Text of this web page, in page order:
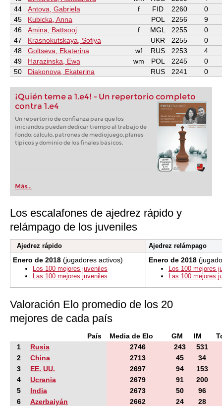
44
Antova, Gabriela f FID 2260
0
45
Kubicka, Anna POL 2256
9
46
Amina, Battsooj f MGL 2255
0
47
Krasnokutskaya, Sofiya UKR 2255
0
48
Goltseva, Ekaterina wf RUS 2253
4
49
Harazinska, Ewa wm POL 2245
0
50
Diakonova, Ekaterina RUS 2241 0
¡Quién teme a 1.e4! - Un repertorio completo
contra 1.e4
Un repertorio de confianza para que los
iniciandos puedan dedicar tiempo al trabajo de
fondo: cálculo, patrones de mediojuego, planes
típicos y dominio de los finales básicos.
Más...
Los escalafones de ajedrez rápido y
relámpago de los juveniles
Ajedrez rápido Ajedrez relámpago
Enero de 2018 (jugadores activos)
Los 100 mejores juveniles
Las 100 mejores juveniles
Enero de 2018
Los 100 mejores
Las 100 mejores
Valoración Elo promedio de los 20
mejores de cada país
País Media de Elo GM IM
1
Rusia 2746 243
531
2
China 2713 45
34
3
EE. UU. 2697 94
153
4
Ucrania 2679 91
200
5
India 2673 50
96
6
Azerbaiyán 2662 24
28